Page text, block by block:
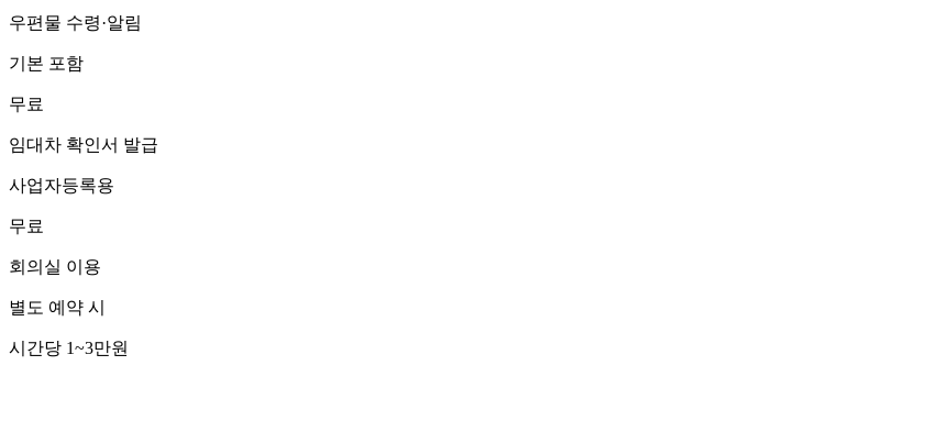
우편물 수령·알림
기본 포함
무료
임대차 확인서 발급
사업자등록용
무료
회의실 이용
별도 예약 시
시간당 1~3만원